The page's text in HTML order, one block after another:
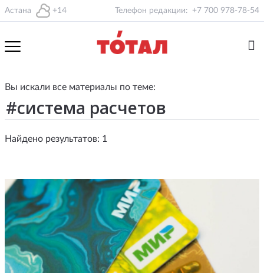
Астана +14 Телефон редакции: +7 700 978-78-54
Вы искали все материалы по теме:
Найдено результатов: 1